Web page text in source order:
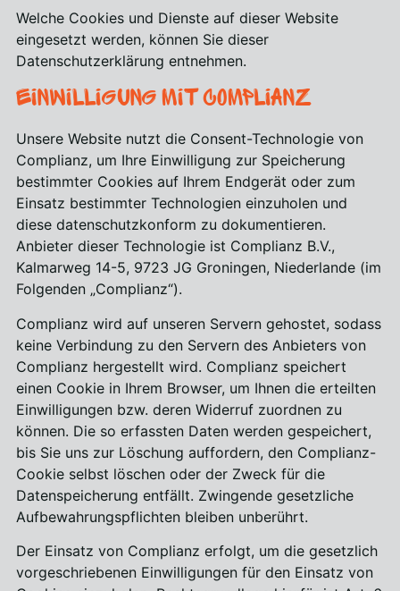
Welche Cookies und Dienste auf dieser Website
eingesetzt werden, können Sie dieser
Datenschutzerklärung entnehmen.
Einwilligung mit Complianz
Unsere Website nutzt die Consent-Technologie von
Complianz, um Ihre Einwilligung zur Speicherung
bestimmter Cookies auf Ihrem Endgerät oder zum
Einsatz bestimmter Technologien einzuholen und
diese datenschutzkonform zu dokumentieren.
Anbieter dieser Technologie ist Complianz B.V.,
Kalmarweg 14-5, 9723 JG Groningen, Niederlande (im
Folgenden „Complianz“).
Complianz wird auf unseren Servern gehostet, sodass
keine Verbindung zu den Servern des Anbieters von
Complianz hergestellt wird. Complianz speichert
einen Cookie in Ihrem Browser, um Ihnen die erteilten
Einwilligungen bzw. deren Widerruf zuordnen zu
können. Die so erfassten Daten werden gespeichert,
bis Sie uns zur Löschung auffordern, den Complianz-
Cookie selbst löschen oder der Zweck für die
Datenspeicherung entfällt. Zwingende gesetzliche
Aufbewahrungspflichten bleiben unberührt.
Der Einsatz von Complianz erfolgt, um die gesetzlich
vorgeschriebenen Einwilligungen für den Einsatz von